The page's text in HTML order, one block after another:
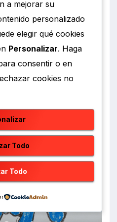
Joven
la juventud de
RCMEDIOS
LA
DEL
“CALIBRE 22”
RCMEDIOS
a mejorar su
personalizado
elegir qué cookies
Personalizar. Haga
consentir o en
cookies no
Todo
Todo